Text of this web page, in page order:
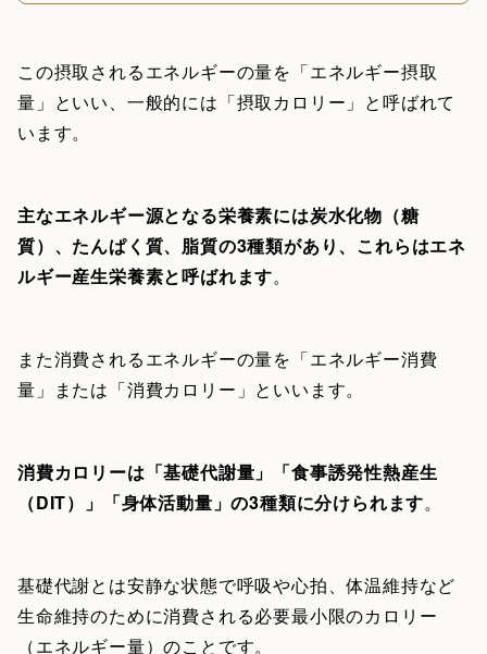
この摂取されるエネルギーの量を「エネルギー摂取
量」といい、一般的には「摂取カロリー」と呼ばれて
います。
主なエネルギー源となる栄養素には炭水化物（糖
質）、たんぱく質、脂質の3種類があり、これらはエネ
ルギー産生栄養素と呼ばれます。
また消費されるエネルギーの量を「エネルギー消費
量」または「消費カロリー」といいます。
消費カロリーは「基礎代謝量」「食事誘発性熱産生
（DIT）」「身体活動量」の3種類に分けられます。
基礎代謝とは安静な状態で呼吸や心拍、体温維持など
生命維持のために消費される必要最小限のカロリー
（エネルギー量）のことです。